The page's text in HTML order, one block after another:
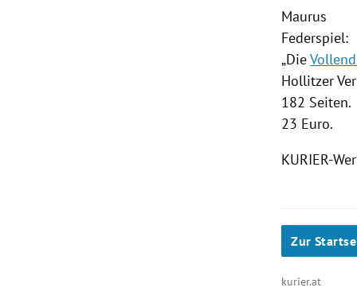
Maurus
Federspiel:
„Die
Hollitzer
182 Seiten.
23 Euro.
KURIER-
Zur
kurier.at